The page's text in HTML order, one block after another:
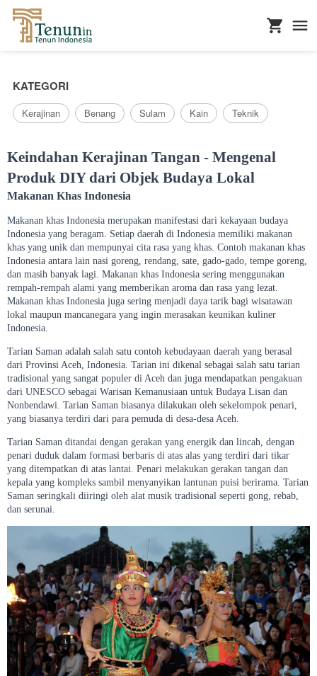
KATEGORI
Kerajinan Benang Sulam Kain Teknik
Keindahan Kerajinan Tangan - Mengenal
Produk DIY dari Objek Budaya Lokal
Makanan Khas Indonesia
Makanan khas Indonesia merupakan manifestasi dari kekayaan budaya
Indonesia yang beragam. Setiap daerah di Indonesia memiliki makanan
khas yang unik dan mempunyai cita rasa yang khas. Contoh makanan khas
Indonesia antara lain nasi goreng, rendang, sate, gado-gado, tempe goreng,
dan masih banyak lagi. Makanan khas Indonesia sering menggunakan
rempah-rempah alami yang memberikan aroma dan rasa yang lezat.
Makanan khas Indonesia juga sering menjadi daya tarik bagi wisatawan
lokal maupun mancanegara yang ingin merasakan keunikan kuliner
Indonesia.
Tarian Saman adalah salah satu contoh kebudayaan daerah yang berasal
dari Provinsi Aceh, Indonesia. Tarian ini dikenal sebagai salah satu tarian
tradisional yang sangat populer di Aceh dan juga mendapatkan pengakuan
dari UNESCO sebagai Warisan Kemanusiaan untuk Budaya Lisan dan
Nonbendawi. Tarian Saman biasanya dilakukan oleh sekelompok penari,
yang biasanya terdiri dari para pemuda di desa-desa Aceh.
Tarian Saman ditandai dengan gerakan yang energik dan lincah, dengan
penari duduk dalam formasi berbaris di atas alas yang terdiri dari tikar
yang ditempatkan di atas lantai. Penari melakukan gerakan tangan dan
kepala yang kompleks sambil menyanyikan lantunan puisi berirama. Tarian
Saman seringkali diiringi oleh alat musik tradisional seperti gong, rebab,
dan serunai.